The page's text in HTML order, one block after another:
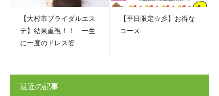
【大村市ブライダルエス
テ】結果重視！！ 一生
に一度のドレス姿
【平日限定☆彡】お得な
コース
最近の記事